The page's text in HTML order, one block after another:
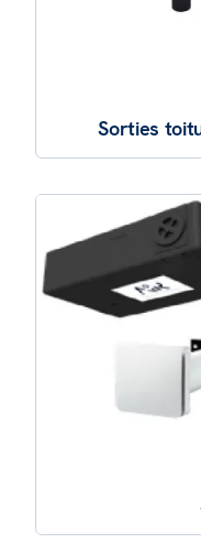
Sorties